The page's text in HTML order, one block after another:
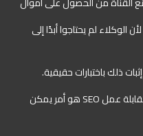
لم يحتاجوا أبدًا إلى
ذلك باختبارات حقيقية.
أسوأ شيء يمكن أن تكون عليه في مقابلة عمل SEO هو أمر يمكن